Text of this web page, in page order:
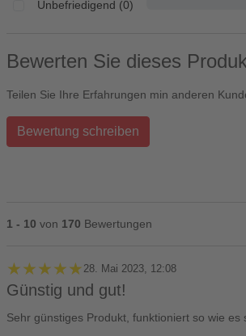
Unbefriedigend (0)
Bewerten Sie dieses
Teilen Sie Ihre Erfahrungen min anderen
Bewertung schreiben
1 - 10 von 170 Bewertungen
★★★★★
★★★★★ 28. Mai 2023, 12:08
Günstig und gut!
Sehr günstiges Produkt, funktioniert so wie es